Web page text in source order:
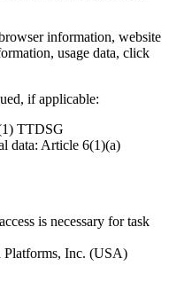
information, website
usage data, click
if applicable:
TTDSG
data: Article 6(1)(a)
is necessary for task
Platforms, Inc. (USA)